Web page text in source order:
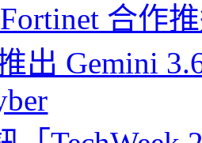
合作
出 Gemini